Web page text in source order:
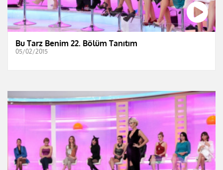
Bu Tarz Benim 22. Bölüm Tanıtım
05/02/2015